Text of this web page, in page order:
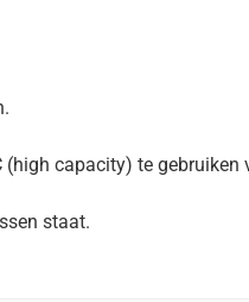
capacity) te gebruiken
staat.